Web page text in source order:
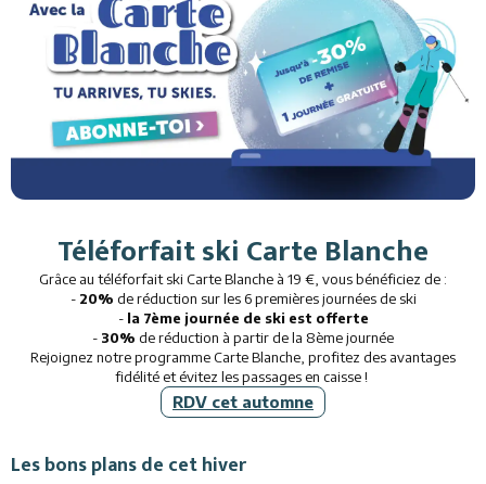
Téléforfait ski Carte Blanche
Grâce au téléforfait ski Carte Blanche à 19 €, vous bénéficiez de :
-20% de réduction sur les 6 premières journées de ski
- la 7ème journée de ski est offerte
- 30% de réduction à partir de la 8ème journée
Rejoignez notre programme Carte Blanche, profitez des avantages
fidélité et évitez les passages en caisse !
RDV cet automne
Les bons plans de cet hiver